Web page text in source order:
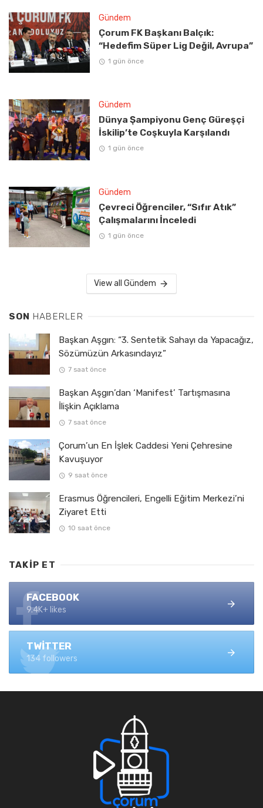
Gündem
Çorum FK Başkanı Balçık:
“Hedefim Süper Lig Değil, Avrupa”
1 gün önce
Gündem
Dünya Şampiyonu Genç Güreşçi
İskilip’te Coşkuyla Karşılandı
1 gün önce
Gündem
Çevreci Öğrenciler, “Sıfır Atık”
Çalışmalarını İnceledi
1 gün önce
View all Gündem
SON HABERLER
Başkan Aşgın: “3. Sentetik Sahayı da Yapacağız,
Sözümüzün Arkasındayız”
7 saat önce
Başkan Aşgın’dan ‘Manifest’ Tartışmasına
İlişkin Açıklama
7 saat önce
Çorum’un En İşlek Caddesi Yeni Çehresine
Kavuşuyor
9 saat önce
Erasmus Öğrencileri, Engelli Eğitim Merkezi’ni
Ziyaret Etti
10 saat önce
TAKIP ET
FACEBOOK
9.4K+ likes
TWITTER
134 followers